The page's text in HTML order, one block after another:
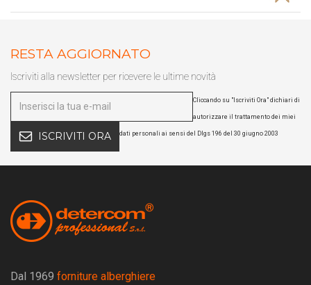
RESTA AGGIORNATO
Iscriviti alla newsletter per ricevere le ultime novità
ISCRIVITI ORA
Cliccando su "Iscriviti Ora" dichiari di
autorizzare il trattamento dei miei
dati personali ai sensi del Dlgs 196 del 30 giugno 2003
Dal 1969 forniture alberghiere